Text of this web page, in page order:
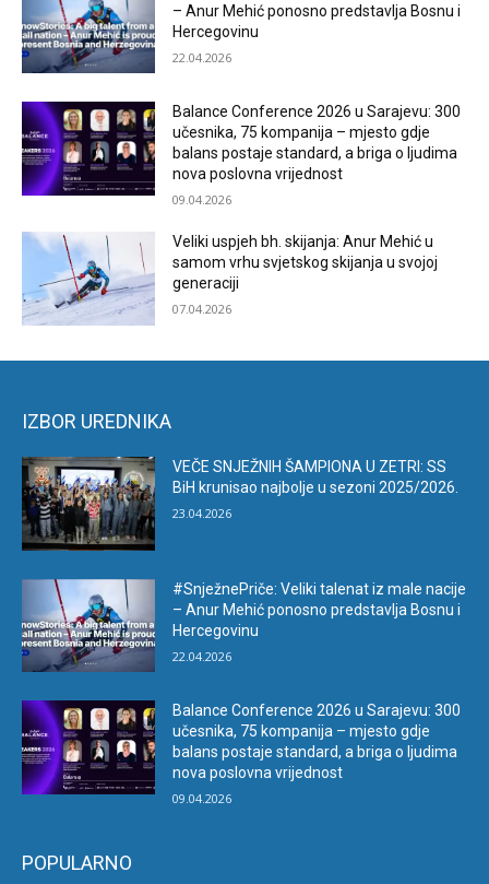
– Anur Mehić ponosno predstavlja Bosnu i
Hercegovinu
22.04.2026
Balance Conference 2026 u Sarajevu: 300
učesnika, 75 kompanija – mjesto gdje
balans postaje standard, a briga o ljudima
nova poslovna vrijednost
09.04.2026
Veliki uspjeh bh. skijanja: Anur Mehić u
samom vrhu svjetskog skijanja u svojoj
generaciji
07.04.2026
IZBOR UREDNIKA
VEČE SNJEŽNIH ŠAMPIONA U ZETRI: SS
BiH krunisao najbolje u sezoni 2025/2026.
23.04.2026
#SnježnePriče: Veliki talenat iz male nacije
– Anur Mehić ponosno predstavlja Bosnu i
Hercegovinu
22.04.2026
Balance Conference 2026 u Sarajevu: 300
učesnika, 75 kompanija – mjesto gdje
balans postaje standard, a briga o ljudima
nova poslovna vrijednost
09.04.2026
POPULARNO